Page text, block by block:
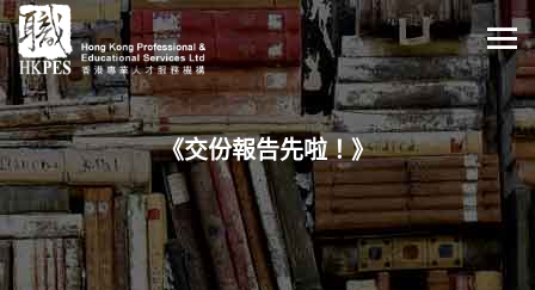
《交份報告先啦！》